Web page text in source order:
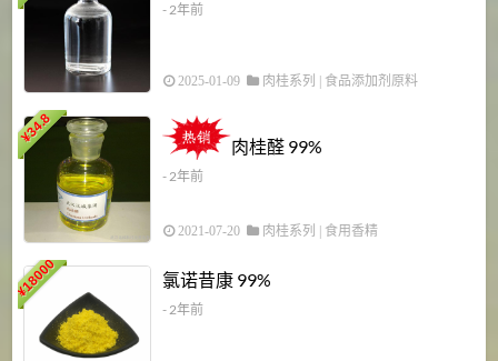
- 2年前
2025-01-09 肉桂系列 食品添加剂原料
¥
34.8
肉桂醛 99%
- 2年前
2021-07-20 肉桂系列 食用香精
¥
18000 氯诺昔康 99%
- 2年前